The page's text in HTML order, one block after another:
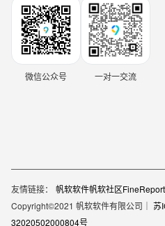
微信公众号 一对一交流
友情链接： 帆软软件帆软社区FineReport
Copyright©2021 帆软软件有限公司｜ 苏
32020502000804号